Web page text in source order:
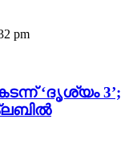
pm
‘ദൃശ്യം 3’;